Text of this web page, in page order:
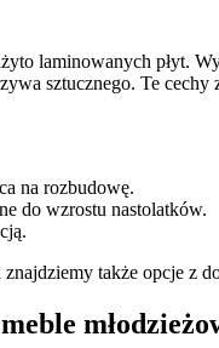
laminowanych płyt.
sztucznego. Te cechy
na rozbudowę.
do wzrostu nastolatków.
także opcje z